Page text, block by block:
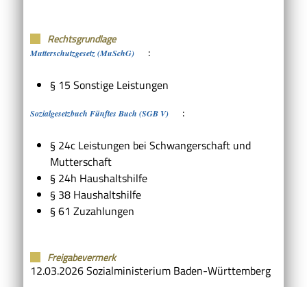
Rechtsgrundlage
Mutterschutzgesetz (MuSchG)
:
§ 15 Sonstige Leistungen
Sozialgesetzbuch Fünftes Buch (SGB V)
:
§ 24c Leistungen bei Schwangerschaft und
Mutterschaft
§ 24h Haushaltshilfe
§ 38 Haushaltshilfe
§ 61 Zuzahlungen
Freigabevermerk
12.03.2026 Sozialministerium Baden-Württemberg